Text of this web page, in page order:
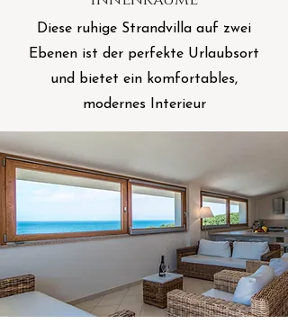
Diese ruhige Strandvilla auf zwei
Ebenen ist der perfekte Urlaubsort
und bietet ein komfortables,
modernes Interieur